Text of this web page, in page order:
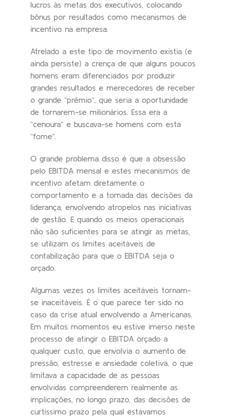
lucros às metas dos executivos, colocando
bônus por resultados como mecanismos de
incentivo na empresa.
Atrelado a este tipo de movimento existia (e
ainda persiste) a crença de que alguns poucos
homens eram diferenciados por produzir
grandes resultados e merecedores de receber
o grande “prêmio”, que seria a oportunidade
de tornarem-se milionários. Essa era a
“cenoura” e buscava-se homens com esta
“fome”.
O grande problema disso é que a obsessão
pelo EBITDA mensal e estes mecanismos de
incentivo afetam diretamente o
comportamento e a tomada das decisões da
liderança, envolvendo atropelos nas iniciativas
de gestão. E quando os meios operacionais
não são suficientes para se atingir as metas,
se utilizam os limites aceitáveis de
contabilização para que o EBITDA seja o
orçado.
Algumas vezes os limites aceitáveis tornam-
se inaceitáveis. É o que parece ter sido no
caso da crise atual envolvendo a Americanas.
Em muitos momentos eu estive imerso neste
processo de atingir o EBITDA orçado a
qualquer custo, que envolvia o aumento de
pressão, estresse e ansiedade coletiva, o que
limitava a capacidade de as pessoas
envolvidas compreenderem realmente as
implicações, no longo prazo, das decisões de
curtíssimo prazo pela qual estávamos